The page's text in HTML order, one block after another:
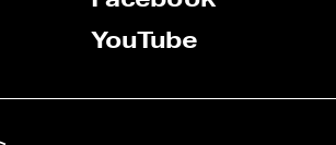
YouTube